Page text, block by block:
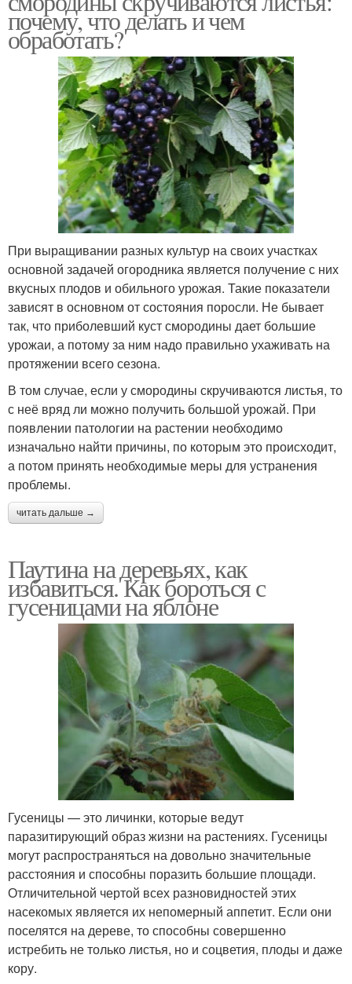
почему, что делать и чем
обработать?
При выращивании разных культур на своих участках
основной задачей огородника является получение с них
вкусных плодов и обильного урожая. Такие показатели
зависят в основном от состояния поросли. Не бывает
так, что приболевший куст смородины дает большие
урожаи, а потому за ним надо правильно ухаживать на
протяжении всего сезона.
В том случае, если у смородины скручиваются листья, то
с неё вряд ли можно получить большой урожай. При
появлении патологии на растении необходимо
изначально найти причины, по которым это происходит,
а потом принять необходимые меры для устранения
проблемы.
читать дальше →
Паутина на деревьях, как
избавиться. Как бороться с
гусеницами на яблоне
Гусеницы — это личинки, которые ведут
паразитирующий образ жизни на растениях. Гусеницы
могут распространяться на довольно значительные
расстояния и способны поразить большие площади.
Отличительной чертой всех разновидностей этих
насекомых является их непомерный аппетит. Если они
поселятся на дереве, то способны совершенно
истребить не только листья, но и соцветия, плоды и даже
кору.